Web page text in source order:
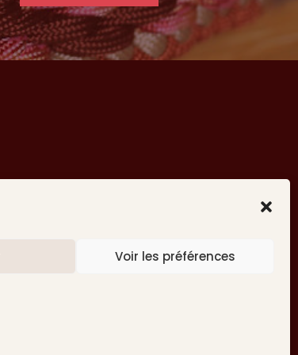
Voir les préférences